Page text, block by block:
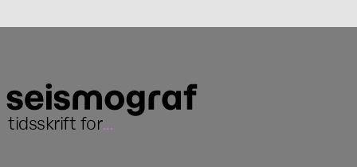
tidsskrift for...